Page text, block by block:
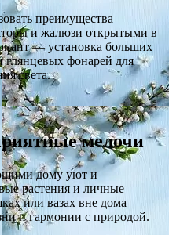
преимущества
и жалюзи открытыми в
— установка больших
глянцевых фонарей для
света.
мелочи
дому уют и
растения и личные
или вазах вне дома
и гармонии с природой.